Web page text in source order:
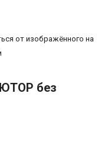
от изображённого на
без